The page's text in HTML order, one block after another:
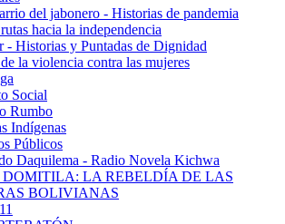
del jabonero - Historias de pandemia
hacia la independencia
- Historias y Puntadas de Dignidad
la violencia contra las mujeres
Social
Rumbo
Indígenas
Públicos
Daquilema - Radio Novela Kichwa
DOMITILA: LA REBELDÍA DE LAS
BOLIVIANAS